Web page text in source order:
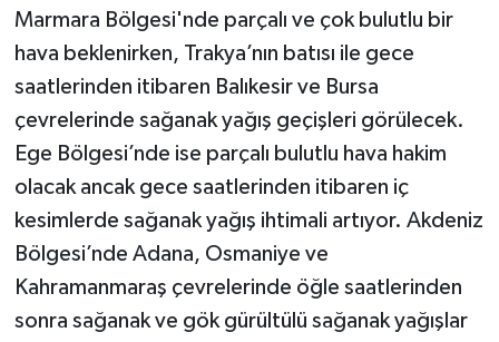
Marmara Bölgesi'nde parçalı ve çok bulutlu bir
hava beklenirken, Trakya’nın batısı ile gece
saatlerinden itibaren Balıkesir ve Bursa
çevrelerinde sağanak yağış geçişleri görülecek.
Ege Bölgesi’nde ise parçalı bulutlu hava hakim
olacak ancak gece saatlerinden itibaren iç
kesimlerde sağanak yağış ihtimali artıyor. Akdeniz
Bölgesi’nde Adana, Osmaniye ve
Kahramanmaraş çevrelerinde öğle saatlerinden
sonra sağanak ve gök gürültülü sağanak yağışlar